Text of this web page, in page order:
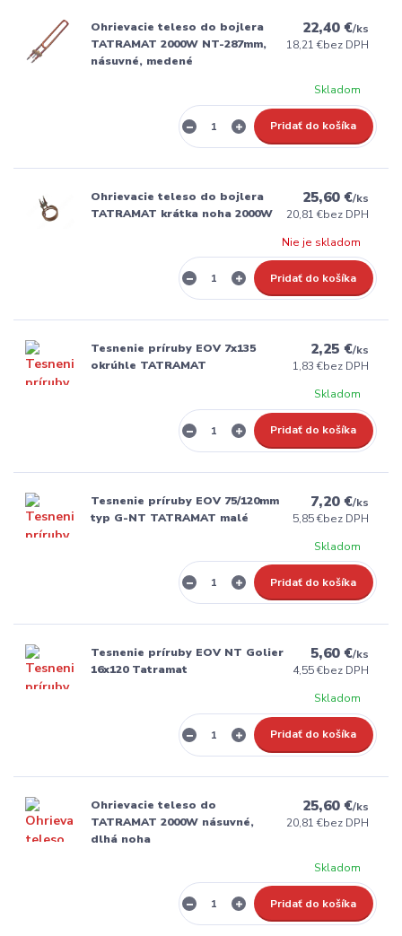
Ohrievacie teleso do bojlera
TATRAMAT 2000W NT-287mm,
násuvné, medené
22,40 €/ks
18,21 €bez DPH
Skladom
Pridať do košíka
Ohrievacie teleso do bojlera
TATRAMAT krátka noha 2000W
25,60 €/ks
20,81 €bez DPH
Nie je skladom
Pridať do košíka
Tesnenie príruby EOV 7x135
okrúhle TATRAMAT
2,25 €/ks
1,83 €bez DPH
Skladom
Pridať do košíka
Tesnenie príruby EOV 75/120mm
typ G-NT TATRAMAT malé
7,20 €/ks
5,85 €bez DPH
Skladom
Pridať do košíka
Tesnenie príruby EOV NT Golier
16x120 Tatramat
5,60 €/ks
4,55 €bez DPH
Skladom
Pridať do košíka
Ohrievacie teleso do
TATRAMAT 2000W násuvné,
dlhá noha
25,60 €/ks
20,81 €bez DPH
Skladom
Pridať do košíka